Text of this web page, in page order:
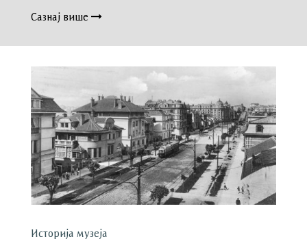
Сазнај више
Историја музеја